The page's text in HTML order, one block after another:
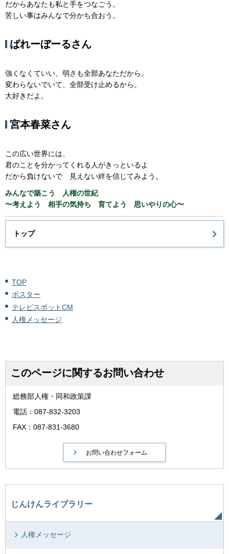
だからあなたも私と手をつなごう。
苦しい事はみんなで分かち合おう。
ばれーぼーるさん
強くなくていい、弱さも全部あなただから。
変わらないでいて、全部受け止めるから。
大好きだよ。
宮本春菜さん
この広い世界には、
君のことを分かってくれる人がきっといるよ
だから負けないで 見えない絆を信じてみよう。
みんなで築こう 人権の世紀
〜考えよう 相手の気持ち 育てよう 思いやりの心〜
トップ
TOP
ポスター
テレビスポットCM
人権メッセージ
このページに関するお問い合わせ
総務部人権・同和政策課
電話：087-832-3203
FAX：087-831-3680
じんけんライブラリー
人権メッセージ